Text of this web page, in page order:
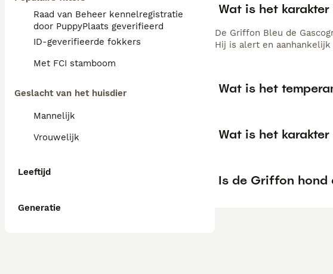
Raad van Beheer kennelregistratie
door PuppyPlaats geverifieerd
ID-geverifieerde fokkers
Met FCI stamboom
Geslacht van het huisdier
Mannelijk
Vrouwelijk
Leeftijd
Generatie
Wat is het
De Griffon Bleu de
Hij is alert en aanhankelijk
Wat is het
Wat is het
Is de Griffon hond